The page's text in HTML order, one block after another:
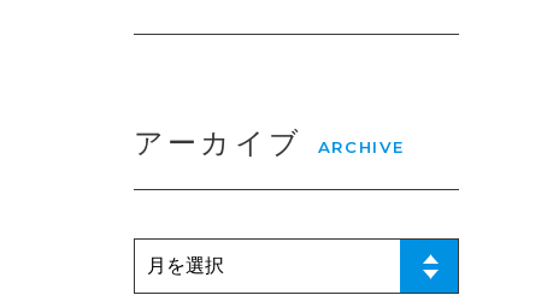
アーカイブ ARCHIVE